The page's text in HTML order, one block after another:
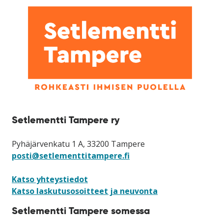
Setlementti Tampere ry
Pyhäjärvenkatu 1 A, 33200 Tampere
posti@setlementtitampere.fi
Katso yhteystiedot
Katso laskutusosoitteet ja neuvonta
Setlementti Tampere somessa